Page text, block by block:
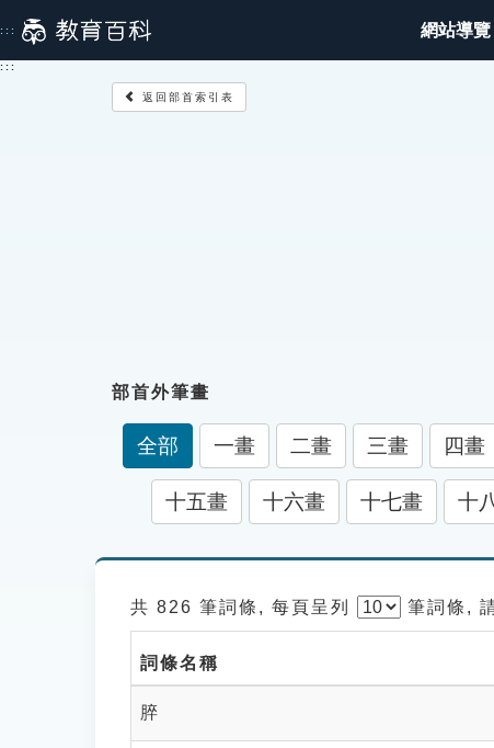
到
主
::: 網站導覽
:::
返回部首索引表
部首外筆畫
全部 一畫 二畫 三畫 四畫
十五畫 十六畫 十七畫 十
共 826 筆詞條, 每頁呈列 筆詞條,
詞條名稱
脺